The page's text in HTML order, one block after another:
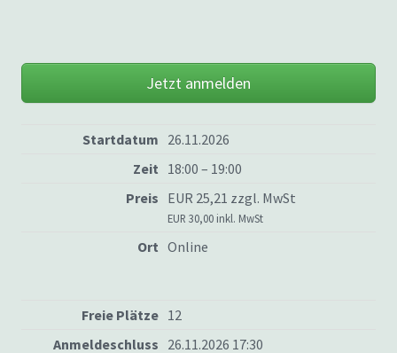
Jetzt anmelden
Startdatum 26.11.2026
Zeit 18:00 – 19:00
Preis EUR 25,21 zzgl. MwSt
EUR 30,00 inkl. MwSt
Ort Online
Freie Plätze 12
Anmeldeschluss 26.11.2026 17:30